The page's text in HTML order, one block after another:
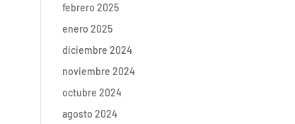
febrero 2025
enero 2025
diciembre 2024
noviembre 2024
octubre 2024
agosto 2024